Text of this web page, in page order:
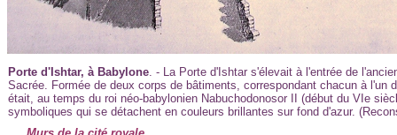
Porte d'Ishtar, à Babylone. - La Porte d'Ishtar s'élevait à l'entrée de
Sacrée. Formée de deux corps de bâtiments, correspondant chacun à l'un
était, au temps du roi néo-babylonien Nabuchodonosor II (début du VIe
symboliques qui se détachent en couleurs brillantes sur fond d'azur.